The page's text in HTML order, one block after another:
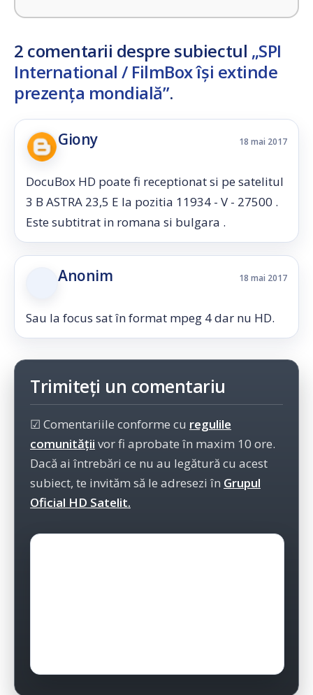
2 comentarii despre subiectul „SPI
International / FilmBox își extinde
prezența mondială”.
Giony 18 mai 2017
DocuBox HD poate fi receptionat si pe satelitul
3 B ASTRA 23,5 E la pozitia 11934 - V - 27500 .
Este subtitrat in romana si bulgara .
Anonim 18 mai 2017
Sau la focus sat în format mpeg 4 dar nu HD.
Trimiteți un comentariu
☑ Comentariile conforme cu regulile
comunității vor fi aprobate în maxim 10 ore.
Dacă ai întrebări ce nu au legătură cu acest
subiect, te invităm să le adresezi în Grupul
Oficial HD Satelit.